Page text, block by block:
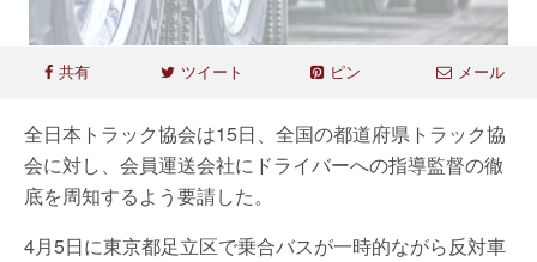
共有 ツイート ピン メール
全日本トラック協会は15日、全国の都道府県トラック協
会に対し、会員運送会社にドライバーへの指導監督の徹
底を周知するよう要請した。
4月5日に東京都足立区で乗合バスが一時的ながら反対車